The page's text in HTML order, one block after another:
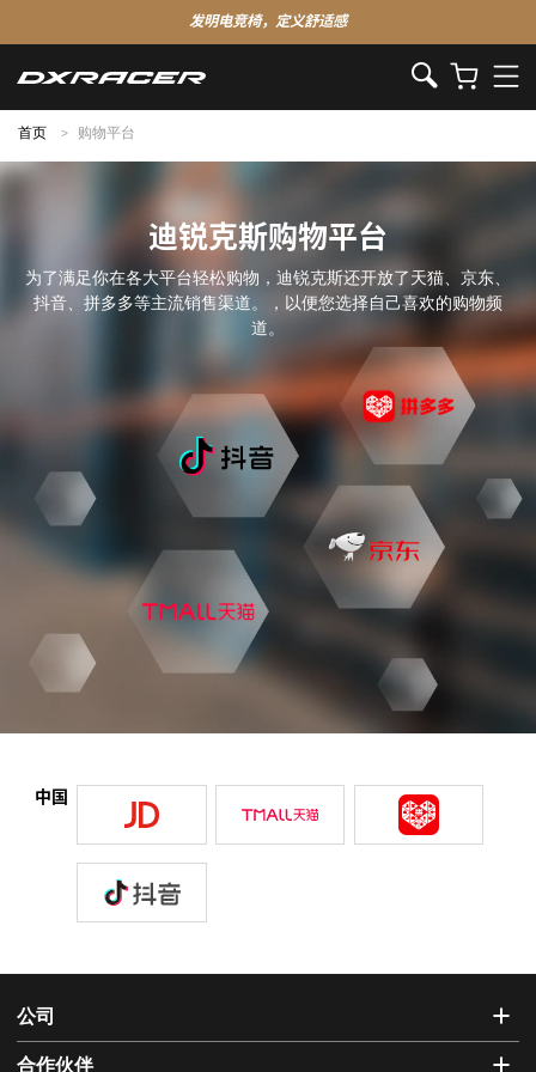
发明电竞椅，定义舒适感
首页 购物平台
迪锐克斯购物平台
为了满足你在各大平台轻松购物，迪锐克斯还开放了天猫、京东、
抖音、拼多多等主流销售渠道。，以便您选择自己喜欢的购物频
道。
中国
公司
合作伙伴